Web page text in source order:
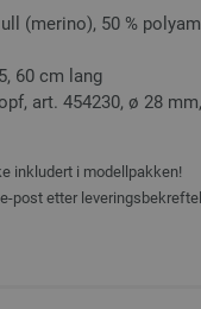
(merino), 50 %
60 cm lang
art. 454230, ø 28
inkludert i modellpakken!
post etter